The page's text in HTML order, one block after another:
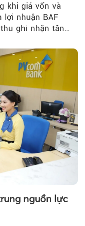
khi giá vốn và
lợi nhuận BAF
ghi nhận tăng
nguồn lực